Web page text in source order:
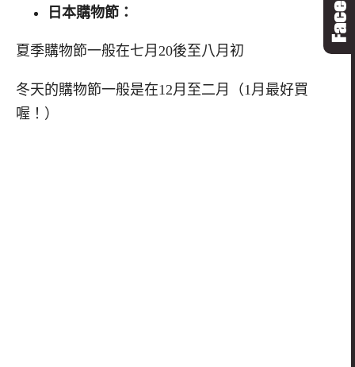
日本購物節：
夏季購物節一般在七月20後至八月初
冬天的購物節一般是在12月至二月（1月最好買
喔！）